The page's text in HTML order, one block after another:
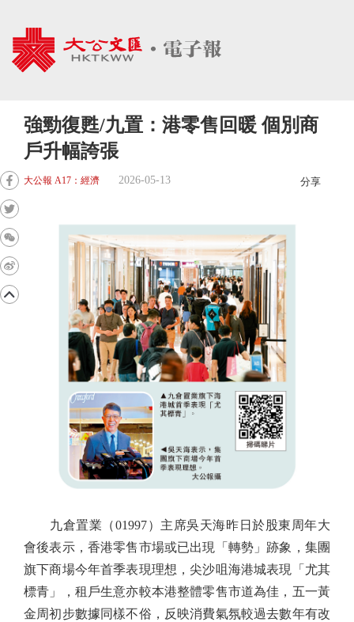
強勁復甦/九置：港零售回暖 個別商
戶升幅誇張
大公報 A17：經濟 2026-05-13 分享
九倉置業（01997）主席吳天海昨日於股東周年大
會後表示，香港零售市場或已出現「轉勢」跡象，集團
旗下商場今年首季表現理想，尖沙咀海港城表現「尤其
標青」，租戶生意亦較本港整體零售市道為佳，五一黃
金周初步數據同樣不俗，反映消費氣氛較過去數年有改